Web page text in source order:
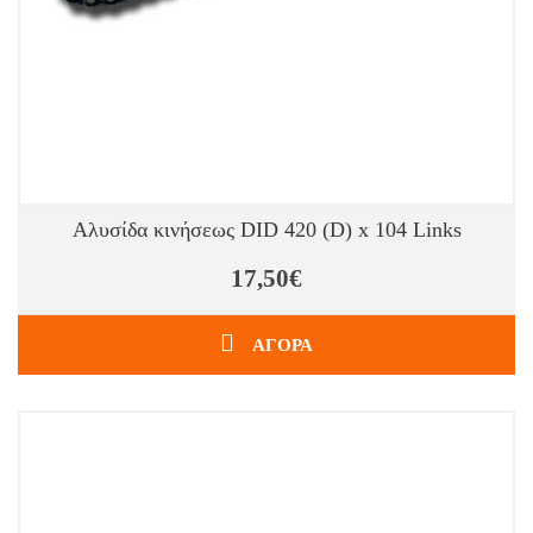
Αλυσίδα κινήσεως DID 420 (D) x 104 Links
17,50€
ΑΓΟΡΑ